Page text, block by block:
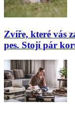
Zvíře, které vás
pes. Stojí pár